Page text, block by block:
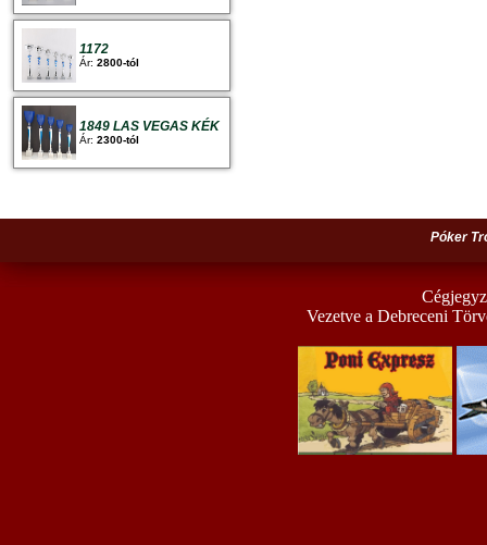
1172
Ár: 2800-tól
1849 LAS VEGAS KÉK
Ár: 2300-tól
Póker
Vezetve a Debreceni